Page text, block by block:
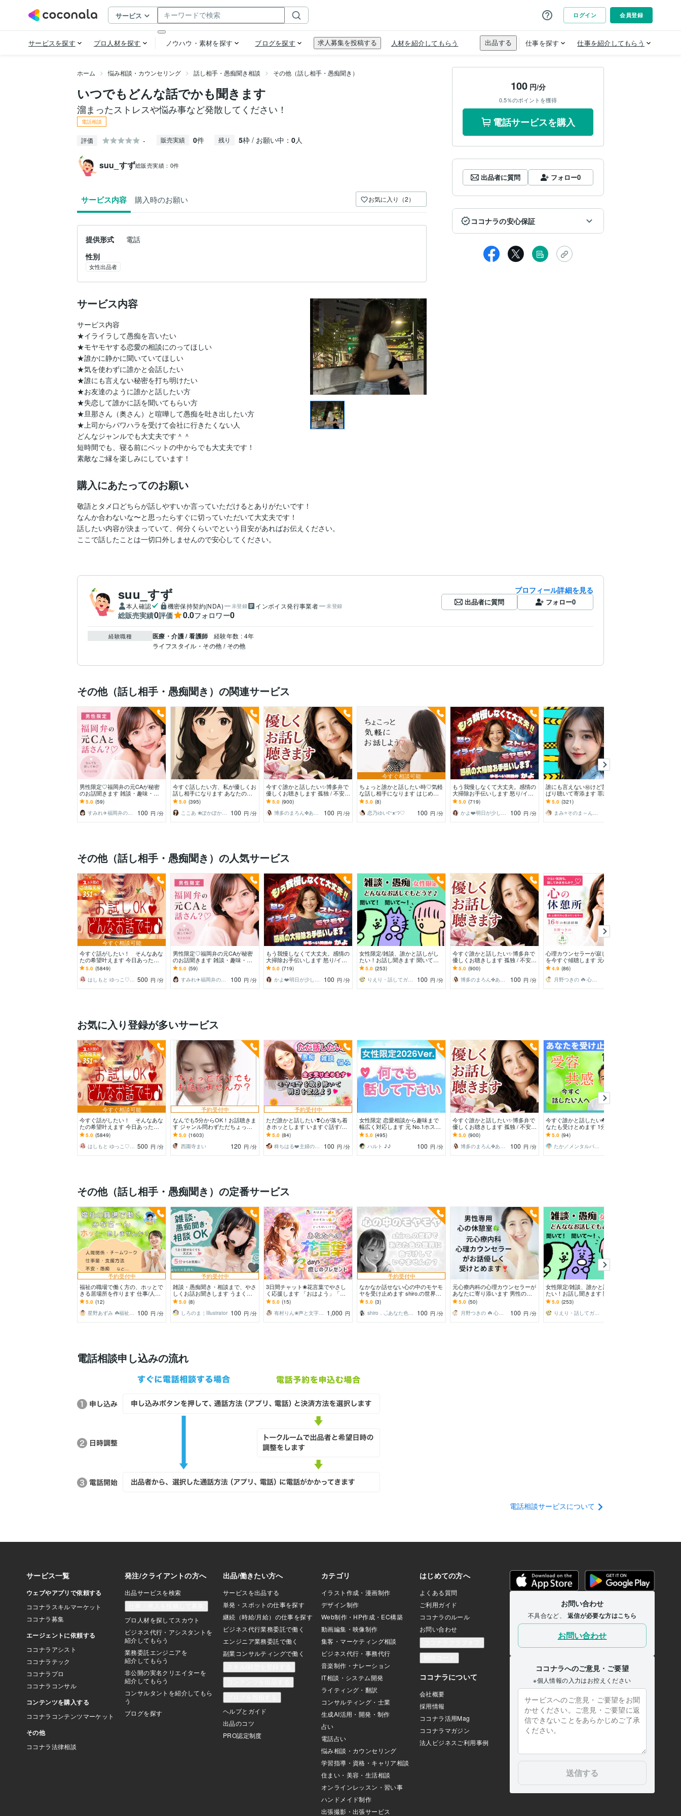
ホーム 悩み相談・カウンセリング 話し相手・愚痴聞き相談 その他（話し相手・愚痴聞き）
いつでもどんな話でかも聞きます
溜まったストレスや悩み事など発散してください！
電話相談
評価 - 販売実績 0件 残り 5枠 / お願い中： 0人
suu_すず総販売実績： 0件
サービス内容 購入時のお願い お気に入り（2）
提供形式
電話
性別
女性出品者
サービス内容
サービス内容
★イライラして愚痴を言いたい
★モヤモヤする恋愛の相談にのってほしい
★誰かに静かに聞いていてほしい
★気を使わずに誰かと会話したい
★誰にも言えない秘密を打ち明けたい
★お友達のように誰かと話したい方
★失恋して誰かに話を聞いてもらい方
★旦那さん（奥さん）と喧嘩して愚痴を吐き出したい方
★上司からパワハラを受けて会社に行きたくない人
どんなジャンルでも大丈夫です＾＾
短時間でも、寝る前にベットの中からでも大丈夫です！
素敵なご縁を楽しみにしています！
購入にあたってのお願い
敬語とタメ口どちらが話しやすいか言っていただけるとありがたいです！
なんか合わないな〜と思ったらすぐに切っていただいて大丈夫です！
話したい内容が決まっていて、何分くらいでという目安があればお伝えください。
ここで話したことは一切口外しませんので安心してください。
100円/分
0.5％のポイントを獲得
電話サービスを購入
出品者に質問 フォロー0
ココナラの安心保証
suu_すず
本人確認 機密保持契約(NDA) 未登録 インボイス発行事業者 未登録
総販売実績0評価 0.0フォロワー0
プロフィール詳細を見る
出品者に質問 フォロー0
経験職種 医療・介護 / 看護師 経験年数 : 4年
ライフスタイル・その他 / その他
その他（話し相手・愚痴聞き）の関連サービス
男性限定♡福岡弁の元CAが秘密
のお話聞きます 雑談・趣味・恋
愛・性の悩みなど…な〜んでも聞
くけんね！
5.0 (59)
すみれ✈️福岡弁の元CA
100 円 /分
今すぐ話したい方、私が優しくお
話し相手になります あなたの心
にそっと寄り添う時間を届けます
5.0 (395)
ここあ ❀ぽかぽか相談室❀
100 円 /分
今すぐ誰かと話したい✨博多弁で
優しくお聴きします 孤独 / 不安 /
心配ごと/うまく話せなくても大
丈夫です
5.0 (900)
博多のまろん✤あなたの心がほどける時間✨
100 円 /分
今すぐ相談可能
ちょっと誰かと話したい時♡気軽
な話し相手になります はじめて
の方も安心♡1分から優しくお話
をお聴きします♡
5.0 (8)
恋乃ゆいʕᵔᴥᵔʔ♡
100 円 /分
もう我慢しなくて大丈夫。感情の
大掃除お手伝いします 怒り/イラ
イラ/モヤモヤ/ストレス/焦り/感情
爆発/本音
5.0 (719)
かよ❤️明日が少し楽しみになる場所
100 円 /分
誰にも言えない㊙️けど苦しいやっ
ぱり聴いて寄添ます 罪悪感/性癖/
嘘/恥/言葉にする事で、あなたが
変わる体験を
5.0 (321)
まみ⭐そのま～んまのあなたでお帰りなさい
その他（話し相手・愚痴聞き）の人気サービス
今すぐ相談可能
今すぐ話がしたい！ そんなあな
たの希望叶えます 今日あったこ
とから深刻な悩みまで☆何でも打
ち明けてください。
5.0 (5849)
はしもと ゆっこ♡救急こころの相談室 500 円 /分
男性限定♡福岡弁の元CAが秘密
のお話聞きます 雑談・趣味・恋
愛・性の悩みなど…な〜んでも聞
くけんね！
5.0 (59)
すみれ✈️福岡弁の元CA
100 円 /分
もう我慢しなくて大丈夫。感情の
大掃除お手伝いします 怒り/イラ
イラ/モヤモヤ/ストレス/焦り/感情
爆発/本音
5.0 (719)
かよ❤️明日が少し楽しみになる場所
100 円 /分
女性限定/雑談、誰かと話しがし
たい！お話し聞きます 聞いてほ
しい、話したい、何でもどうぞ！
(^^)
5.0 (253)
りえり・話してガス抜き・ココロ楽に♪
100 円 /分
今すぐ誰かと話したい✨博多弁で
優しくお聴きします 孤独 / 不安 /
心配ごと/うまく話せなくても大
丈夫です
5.0 (900)
博多のまろん✤あなたの心がほどける時間✨
100 円 /分
心理カウンセラーが寂しさや不安
を今すぐ傾聴します 元心療内科
で勤務☘️ボイスサンプルあり☘️ 1
分からOKです
4.9 (86)
月野つきの ☘️ 心理カウンセラー☘️
お気に入り登録が多いサービス
今すぐ相談可能
今すぐ話がしたい！ そんなあな
たの希望叶えます 今日あったこ
とから深刻な悩みまで☆何でも打
ち明けてください。
5.0 (5849)
はしもと ゆっこ♡救急こころの相談室 500 円 /分
予約受付中
なんでも5分からOK！お話聴きま
す ジャンル問わずただちょっと
だけ誰かと話したい人待ってます
♪
5.0 (1603)
西園寺まい
120 円 /分
予約受付中
ただ誰かと話したい❣️心が落ち着
きホッとします いますぐ話す/雑
談/愚痴/何でも/結婚/恋愛/悩み/繊
細
5.0 (84)
柊ちはる❤️主婦のお悩み相談Room❤️
100 円 /分
女性限定 恋愛相談から趣味まで
幅広く対応します 元 No.1ホスト
と♪ コスパ良く♪ 楽しい時間を♪
5.0 (495)
ハルト ♪♪
100 円 /分
今すぐ誰かと話したい✨博多弁で
優しくお聴きします 孤独 / 不安 /
心配ごと/うまく話せなくても大
丈夫です
5.0 (900)
博多のまろん✤あなたの心がほどける時間✨
100 円 /分
今すぐ誰かと話したい☘️どんなあ
なたも受けとめます 1分でもOK
◎話すだけで心が軽くなる☘あな
ただけの心の休憩所
5.0 (94)
たか／メンタルパートナー
その他（話し相手・愚痴聞き）の定番サービス
予約受付中
福祉の職場で働く方の、ホッとで
きる居場所を作ります 仕事/人間
関係/悩み/自己肯定感/愚痴/メンタ
ル不調など
5.0 (12)
星野あずみ ☘️福祉の整理と伴走相談 100 円 /分
予約受付中
雑談・愚痴聞き・相談まで、やさ
しくお話お聞きします うまく話
せなくても、大丈夫。5分からお
気軽に
5.0 (8)
しろのま￤Illustrator 100 円 /分
3日間チャット❀花言葉でやさし
く応援します 「おはよう」「お
やすみ」から選べる♡癒しのプレ
ゼント
5.0 (15)
有村りん❀声と文字で癒します♪ 1,000 円
予約受付中
なかなか話せない心の中のモヤモ
ヤを受け止めます shiro.の世界で
あなた色の世界に色付けしていき
ませんか？
5.0 (3)
shiro．◡̈あなた色の世界へ◡̈
100 円 /分
元心療内科の心理カウンセラーが
あなたに寄り添います 男性の方
の心の休憩室☘️1分からOK☘️ボイ
スサンプルあり
5.0 (50)
月野つきの ☘️ 心理カウンセラー☘️
100 円 /分
女性限定/雑談、誰かと話しがし
たい！お話し聞きます 聞いてほ
しい、話したい、何でもどうぞ！
(^^)
5.0 (253)
りえり・話してガス抜き・ココロ楽に♪
電話相談申し込みの流れ
電話相談サービスについて